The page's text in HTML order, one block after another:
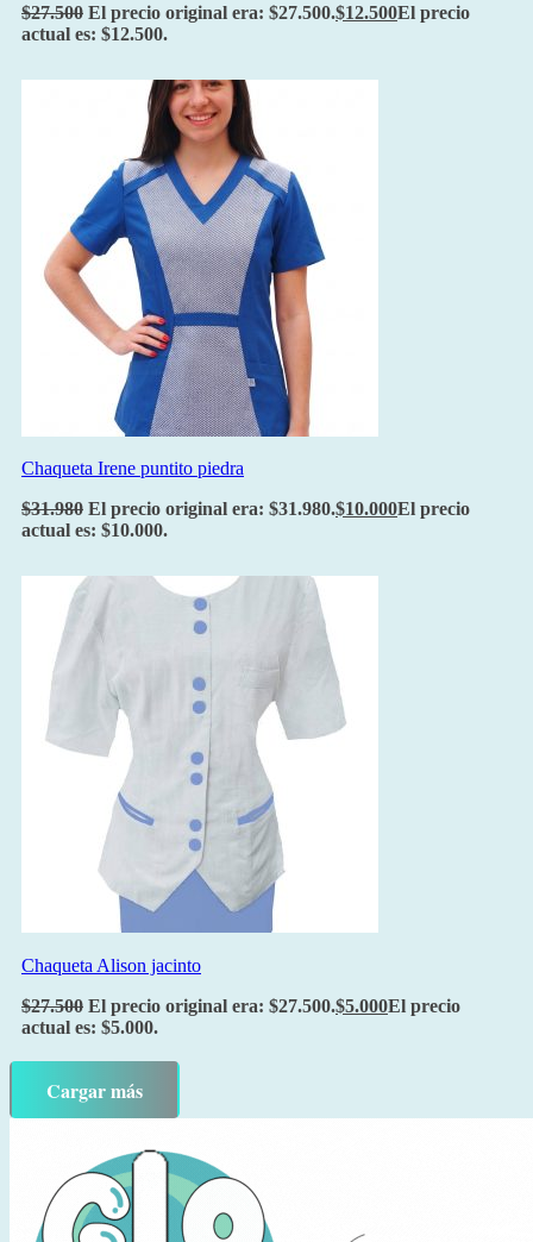
$27.500 El precio original era: $27.500.$12.500El precio
actual es: $12.500.
Chaqueta Irene puntito piedra
$31.980 El precio original era: $31.980.$10.000El precio
actual es: $10.000.
Chaqueta Alison jacinto
$27.500 El precio original era: $27.500.$5.000El precio
actual es: $5.000.
Cargar más